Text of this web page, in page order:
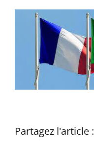
Partagez l'article :